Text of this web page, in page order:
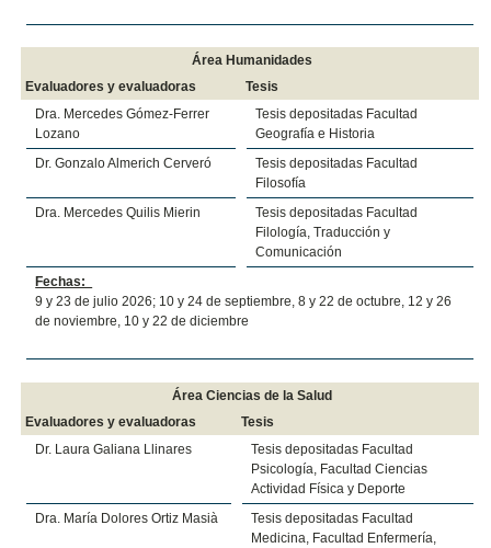
Área Humanidades
Evaluadores y evaluadoras
Tesis
Dra. Mercedes Gómez-Ferrer
Lozano
Tesis depositadas Facultad
Geografía e Historia
Dr. Gonzalo Almerich Cerveró
Tesis depositadas Facultad
Filosofía
Dra. Mercedes Quilis Mierin
Tesis depositadas Facultad
Filología, Traducción y
Comunicación
Fechas:
9 y 23 de julio 2026; 10 y 24 de septiembre, 8 y 22 de octubre, 12 y 26
de noviembre, 10 y 22 de diciembre
Área Ciencias de la Salud
Evaluadores y evaluadoras
Tesis
Dr. Laura Galiana Llinares
Tesis depositadas Facultad
Psicología, Facultad Ciencias
Actividad Física y Deporte
Dra. María Dolores Ortiz Masià
Tesis depositadas Facultad
Medicina, Facultad Enfermería,